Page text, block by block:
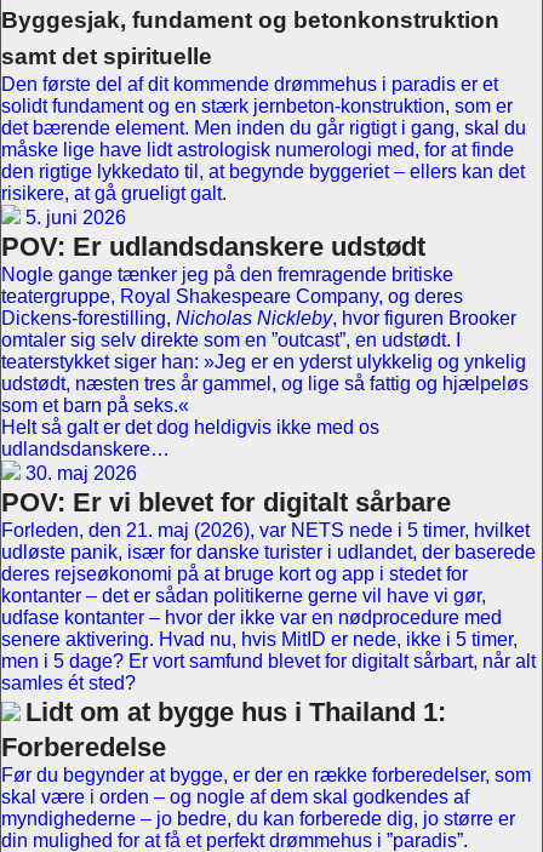
Byggesjak, fundament og betonkonstruktion
samt det spirituelle
Den første del af dit kommende drømmehus i paradis er et
solidt fundament og en stærk jernbeton-konstruktion, som er
det bærende element. Men inden du går rigtigt i gang, skal du
måske lige have lidt astrologisk numerologi med, for at finde
den rigtige lykkedato til, at begynde byggeriet – ellers kan det
risikere, at gå grueligt galt.
5. juni 2026
POV: Er udlandsdanskere udstødt
Nogle gange tænker jeg på den fremragende britiske
teatergruppe, Royal Shakespeare Company, og deres
Dickens-forestilling, Nicholas Nickleby, hvor figuren Brooker
omtaler sig selv direkte som en ”outcast”, en udstødt. I
teaterstykket siger han: »Jeg er en yderst ulykkelig og ynkelig
udstødt, næsten tres år gammel, og lige så fattig og hjælpeløs
som et barn på seks.«
Helt så galt er det dog heldigvis ikke med os
udlandsdanskere…
30. maj 2026
POV: Er vi blevet for digitalt sårbare
Forleden, den 21. maj (2026), var NETS nede i 5 timer, hvilket
udløste panik, især for danske turister i udlandet, der baserede
deres rejseøkonomi på at bruge kort og app i stedet for
kontanter – det er sådan politikerne gerne vil have vi gør,
udfase kontanter – hvor der ikke var en nødprocedure med
senere aktivering. Hvad nu, hvis MitID er nede, ikke i 5 timer,
men i 5 dage? Er vort samfund blevet for digitalt sårbart, når alt
samles ét sted?
Lidt om at bygge hus i Thailand 1:
Forberedelse
Før du begynder at bygge, er der en række forberedelser, som
skal være i orden – og nogle af dem skal godkendes af
myndighederne – jo bedre, du kan forberede dig, jo større er
din mulighed for at få et perfekt drømmehus i ”paradis”.